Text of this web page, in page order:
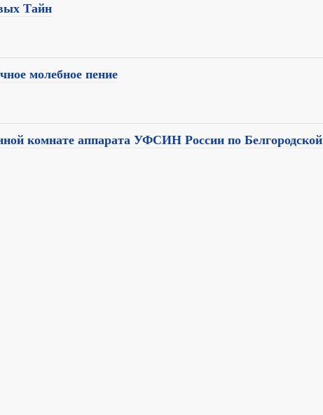
Тайн
молебное пение
комнате аппарата УФСИН России по Белгородской